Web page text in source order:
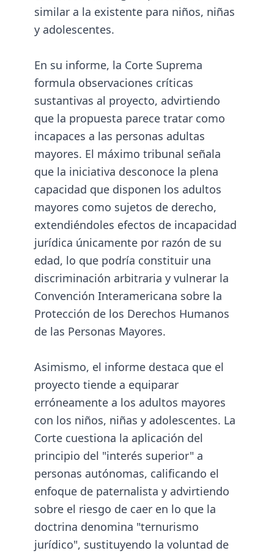
similar a la existente para niños, niñas
y adolescentes.
En su informe, la Corte Suprema
formula observaciones críticas
sustantivas al proyecto, advirtiendo
que la propuesta parece tratar como
incapaces a las personas adultas
mayores. El máximo tribunal señala
que la iniciativa desconoce la plena
capacidad que disponen los adultos
mayores como sujetos de derecho,
extendiéndoles efectos de incapacidad
jurídica únicamente por razón de su
edad, lo que podría constituir una
discriminación arbitraria y vulnerar la
Convención Interamericana sobre la
Protección de los Derechos Humanos
de las Personas Mayores.
Asimismo, el informe destaca que el
proyecto tiende a equiparar
erróneamente a los adultos mayores
con los niños, niñas y adolescentes. La
Corte cuestiona la aplicación del
principio del "interés superior" a
personas autónomas, calificando el
enfoque de paternalista y advirtiendo
sobre el riesgo de caer en lo que la
doctrina denomina "ternurismo
jurídico", sustituyendo la voluntad de